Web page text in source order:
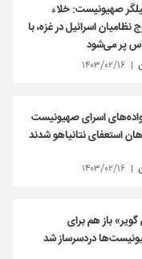
صهیونیست: خلاء
نظامیان اسرائیل در غزه، با
پر می‌شود
۱۴۰۳/۰۲/۱۶
اسرای صهیونیست
استعفای نتانیاهو شدند
۱۴۰۳/۰۲/۱۶
باز هم برای
دردسر‌ساز شد